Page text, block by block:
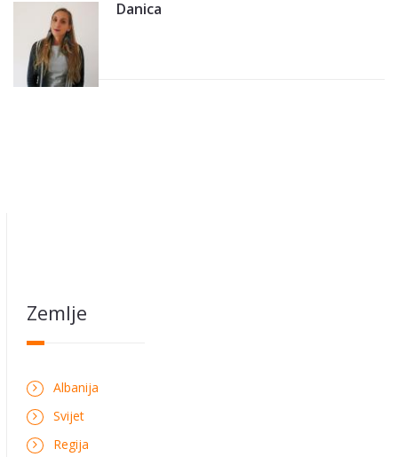
Danica
Zemlje
Albanija
Svijet
Regija